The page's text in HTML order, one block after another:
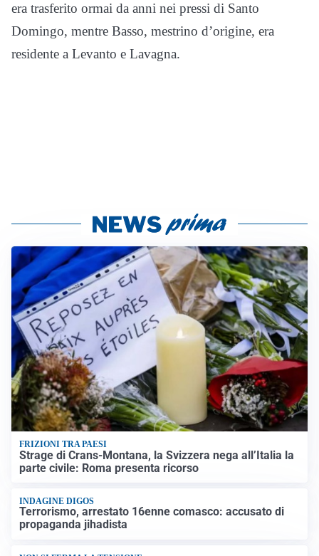
era trasferito ormai da anni nei pressi di Santo
Domingo, mentre Basso, mestrino d’origine, era
residente a Levanto e Lavagna.
FRIZIONI TRA PAESI
Strage di Crans-Montana, la Svizzera nega all’Italia la
parte civile: Roma presenta ricorso
INDAGINE DIGOS
Terrorismo, arrestato 16enne comasco: accusato di
propaganda jihadista